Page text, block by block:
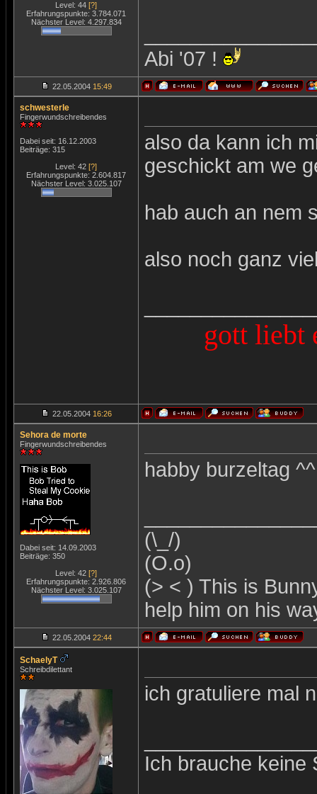
Level: 44 [?]
Erfahrungspunkte: 3.784.071
Nächster Level: 4.297.834
Abi '07 !
22.05.2004 15:49
schwesterle
Fingerwundschreibendes
Dabei seit: 16.12.2003
Beiträge: 315
Level: 42 [?]
Erfahrungspunkte: 2.604.817
Nächster Level: 3.025.107
also da kann ich
geschickt am we
hab auch an nem
also noch ganz
gott liebt
22.05.2004 16:26
Sehora de morte
Fingerwundschreibendes
Dabei seit: 14.09.2003
Beiträge: 350
Level: 42 [?]
Erfahrungspunkte: 2.926.806
Nächster Level: 3.025.107
habby burzeltag ^^
(\_/)
(O.o)
(> < ) This is
help him on his
22.05.2004 22:44
SchaelyT
Schreibdilettant
ich gratuliere mal
Ich brauche keine